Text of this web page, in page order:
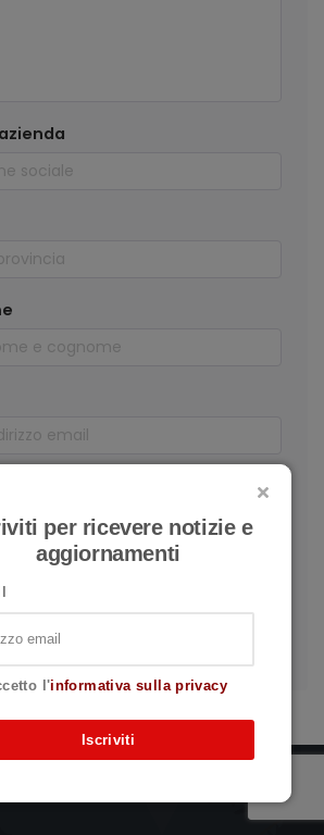
all'informativa (
per ricevere notizie e
aggiornamenti
l'informativa sulla privacy
Iscriviti